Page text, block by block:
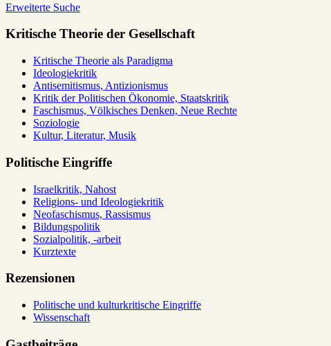
Erweiterte Suche
Kritische Theorie der Gesellschaft
Kritische Theorie als Paradigma
Ideologiekritik
Antisemitismus, Antizionismus
Kritik der Politischen Ökonomie, Staatskritik
Faschismus, Völkisches Denken, Neue Rechte
Soziologie
Kultur, Literatur, Musik
Politische Eingriffe
Israelkritik, Nahost
Religions- und Ideologiekritik
Neofaschismus, Rassismus
Bildungspolitik
Sozialpolitik, -arbeit
Kurztexte
Rezensionen
Politische und kulturkritische Eingriffe
Wissenschaft